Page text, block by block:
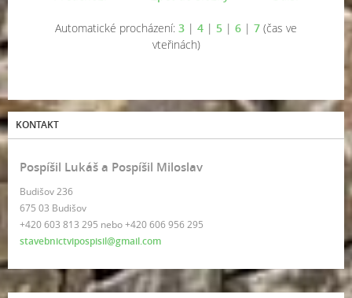
Automatické procházení: 3 | 4 | 5 | 6 | 7 (čas ve
vteřinách)
KONTAKT
Pospíšil Lukáš a Pospíšil Miloslav
Budišov 236
675 03 Budišov
+420 603 813 295 nebo +420 606 956 295
stavebnictvipospisil@gmail.com